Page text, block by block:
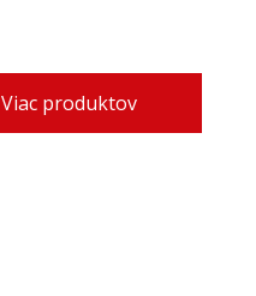
Viac produktov